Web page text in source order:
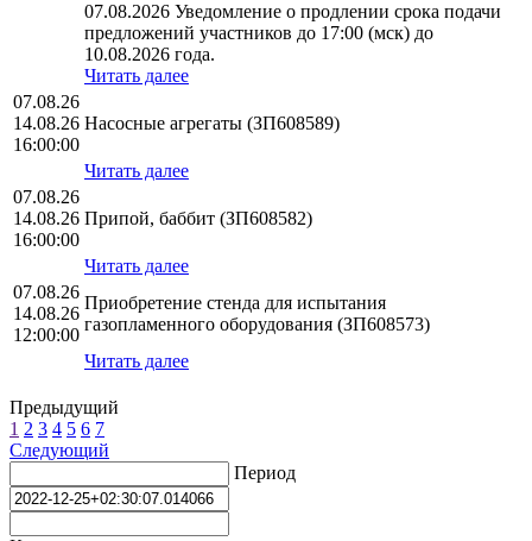
07.08.2026 Уведомление о продлении срока подачи
предложений участников до 17:00 (мск) до
10.08.2026 года.
Читать далее
07.08.26
14.08.26
16:00:00
Насосные агрегаты (ЗП608589)
Читать далее
07.08.26
14.08.26
16:00:00
Припой, баббит (ЗП608582)
Читать далее
07.08.26
14.08.26
12:00:00
Приобретение стенда для испытания
газопламенного оборудования (ЗП608573)
Читать далее
Предыдущий
1 2 3 4 5 6 7
Следующий
Период